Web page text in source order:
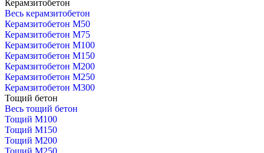
Керамзитобетон
Весь керамзитобетон
Керамзитобетон М50
Керамзитобетон М75
Керамзитобетон М100
Керамзитобетон М150
Керамзитобетон М200
Керамзитобетон М250
Керамзитобетон М300
Тощий бетон
Весь тощий бетон
Тощий М100
Тощий М150
Тощий М200
Тощий М250